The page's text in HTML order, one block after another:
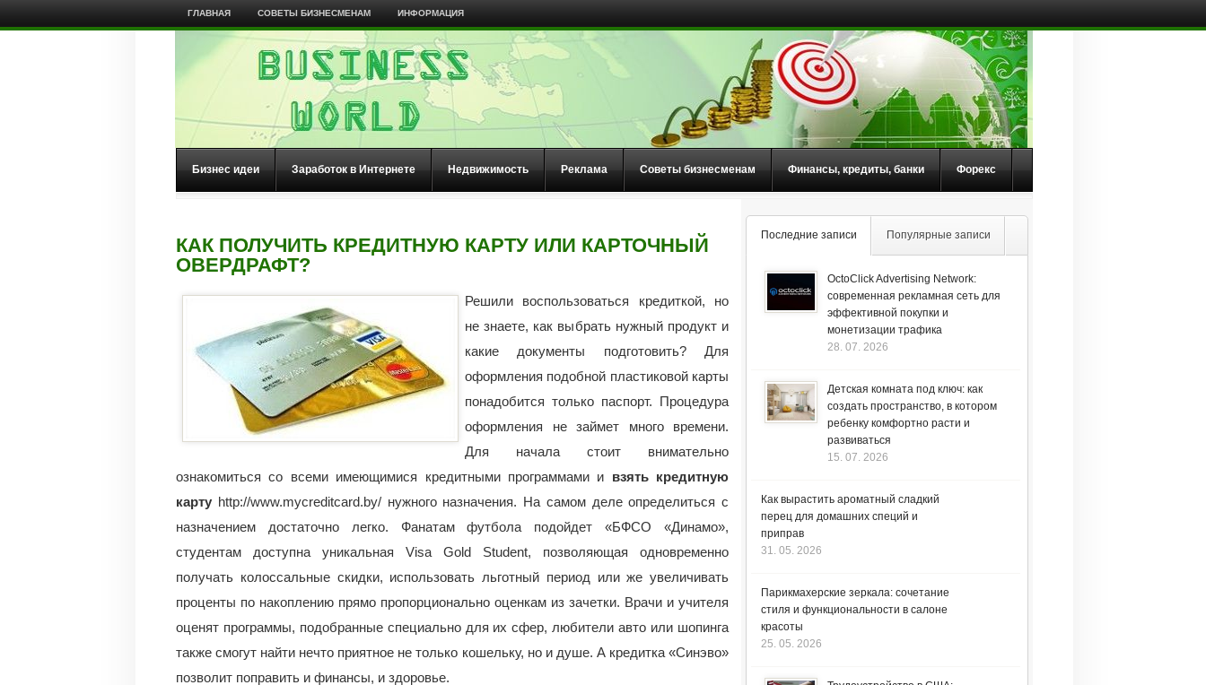
ГЛАВНАЯ СОВЕТЫ БИЗНЕСМЕНАМ ИНФОРМАЦИЯ
Бизнес идеи Заработок в Интернете Недвижимость Реклама Советы бизнесменам Финансы, кредиты, банки Форекс
КАК ПОЛУЧИТЬ КРЕДИТНУЮ КАРТУ ИЛИ КАРТОЧНЫЙ
ОВЕРДРАФТ?
Решили воспользоваться кредиткой, но
не знаете, как выбрать нужный продукт и
какие документы подготовить? Для
оформления подобной пластиковой карты
понадобится только паспорт. Процедура
оформления не займет много времени.
Для начала стоит внимательно
ознакомиться со всеми имеющимися кредитными программами и взять кредитную
карту http://www.mycreditcard.by/ нужного назначения. На самом деле определиться с
назначением достаточно легко. Фанатам футбола подойдет «БФСО «Динамо»,
студентам доступна уникальная Visa Gold Student, позволяющая одновременно
получать колоссальные скидки, использовать льготный период или же увеличивать
проценты по накоплению прямо пропорционально оценкам из зачетки. Врачи и учителя
оценят программы, подобранные специально для их сфер, любители авто или шопинга
также смогут найти нечто приятное не только кошельку, но и душе. А кредитка «Синэво»
позволит поправить и финансы, и здоровье.
Последние записи Популярные записи
OctoClick Advertising Network:
современная рекламная сеть для
эффективной покупки и
монетизации трафика
28. 07. 2026
Детская комната под ключ: как
создать пространство, в котором
ребенку комфортно расти и
развиваться
15. 07. 2026
Как вырастить ароматный сладкий
перец для домашних специй и
приправ
31. 05. 2026
Парикмахерские зеркала: сочетание
стиля и функциональности в салоне
красоты
25. 05. 2026